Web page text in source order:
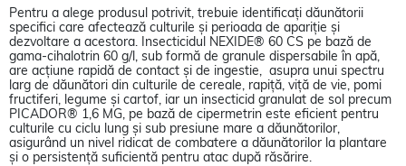
Pentru a alege produsul potrivit, trebuie identificați dăunătorii
specifici care afectează culturile și perioada de apariție și
dezvoltare a acestora. Insecticidul NEXIDE® 60 CS pe bază de
gama-cihalotrin 60 g/l, sub formă de granule dispersabile în apă,
are acțiune rapidă de contact și de ingestie, asupra unui spectru
larg de dăunători din culturile de cereale, rapiță, viță de vie, pomi
fructiferi, legume și cartof, iar un insecticid granulat de sol precum
PICADOR® 1,6 MG, pe bază de cipermetrin este eficient pentru
culturile cu ciclu lung și sub presiune mare a dăunătorilor,
asigurând un nivel ridicat de combatere a dăunătorilor la plantare
și o persistență suficientă pentru atac după răsărire.